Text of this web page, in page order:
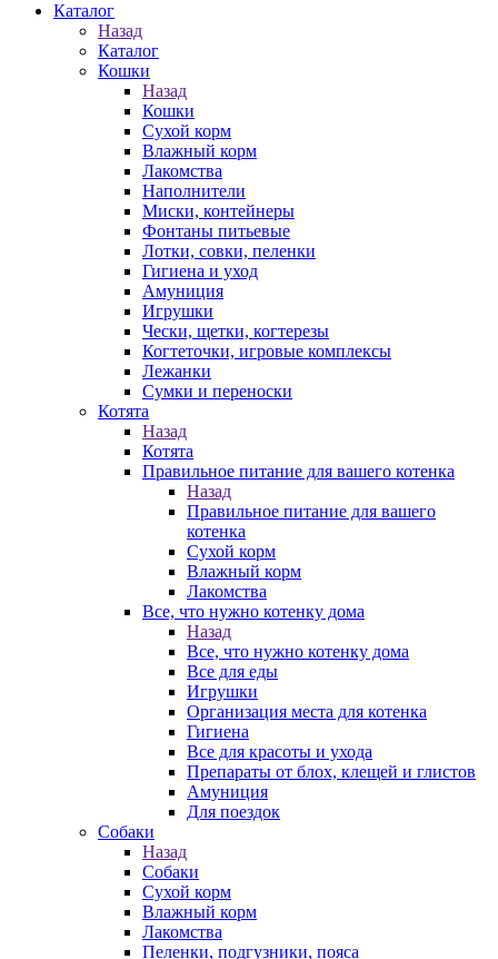
Каталог
Назад
Каталог
Кошки
Назад
Кошки
Сухой корм
Влажный корм
Лакомства
Наполнители
Миски, контейнеры
Фонтаны питьевые
Лотки, совки, пеленки
Гигиена и уход
Амуниция
Игрушки
Чески, щетки, когтерезы
Когтеточки, игровые комплексы
Лежанки
Сумки и переноски
Котята
Назад
Котята
Правильное питание для вашего котенка
Назад
Правильное питание для вашего
котенка
Сухой корм
Влажный корм
Лакомства
Все, что нужно котенку дома
Назад
Все, что нужно котенку дома
Все для еды
Игрушки
Организация места для котенка
Гигиена
Все для красоты и ухода
Препараты от блох, клещей и глистов
Амуниция
Для поездок
Собаки
Назад
Собаки
Сухой корм
Влажный корм
Лакомства
Пеленки, подгузники, пояса